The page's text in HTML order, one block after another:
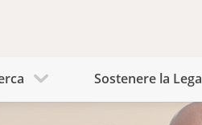
Sostenere la Lega